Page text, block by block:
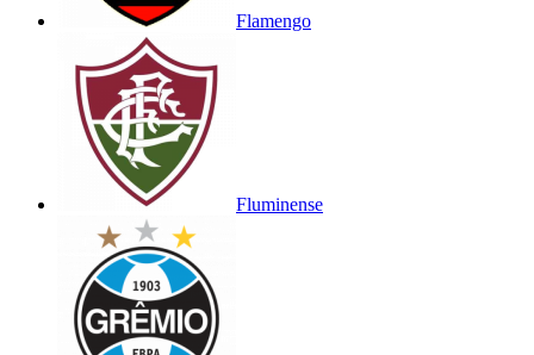
Flamengo
Fluminense